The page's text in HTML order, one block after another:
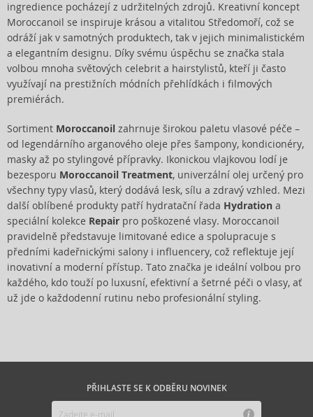
ingredience pocházejí z udržitelných zdrojů. Kreativní koncept
Moroccanoil se inspiruje krásou a vitalitou Středomoří, což se
odráží jak v samotných produktech, tak v jejich minimalistickém
a elegantním designu. Díky svému úspěchu se značka stala
volbou mnoha světových celebrit a hairstylistů, kteří ji často
využívají na prestižních módních přehlídkách i filmových
premiérách.
Sortiment Moroccanoil zahrnuje širokou paletu vlasové péče –
od legendárního arganového oleje přes šampony, kondicionéry,
masky až po stylingové přípravky. Ikonickou vlajkovou lodí je
bezesporu Moroccanoil Treatment, univerzální olej určený pro
všechny typy vlasů, který dodává lesk, sílu a zdravý vzhled. Mezi
další oblíbené produkty patří hydratační řada Hydration a
speciální kolekce Repair pro poškozené vlasy. Moroccanoil
pravidelně představuje limitované edice a spolupracuje s
předními kadeřnickými salony i influencery, což reflektuje její
inovativní a moderní přístup. Tato značka je ideální volbou pro
každého, kdo touží po luxusní, efektivní a šetrné péči o vlasy, ať
už jde o každodenní rutinu nebo profesionální styling.
PŘIHLASTE SE K ODBĚRU NOVINEK